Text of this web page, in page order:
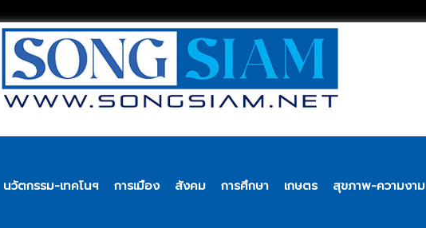
นวัตกรรม-เทคโนฯ การเมือง สังคม การศึกษา เกษตร สุขภาพ-ความงาม